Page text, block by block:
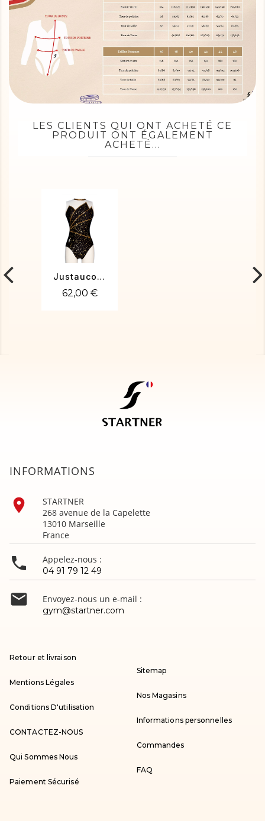
LES CLIENTS QUI ONT ACHETÉ CE
PRODUIT ONT ÉGALEMENT
ACHETÉ...
Justaucorps de gym CECILE-02
62,00 €
INFORMATIONS

STARTNER
268 avenue de la Capelette
13010 Marseille
France
 Appelez-nous :
04 91 79 12 49
 Envoyez-nous un e-mail :
gym@startner.com
Retour et livraison
Mentions Légales
Conditions D'utilisation
CONTACTEZ-NOUS
Qui Sommes Nous
Paiement Sécurisé
Sitemap
Nos Magasins
Informations personnelles
Commandes
FAQ